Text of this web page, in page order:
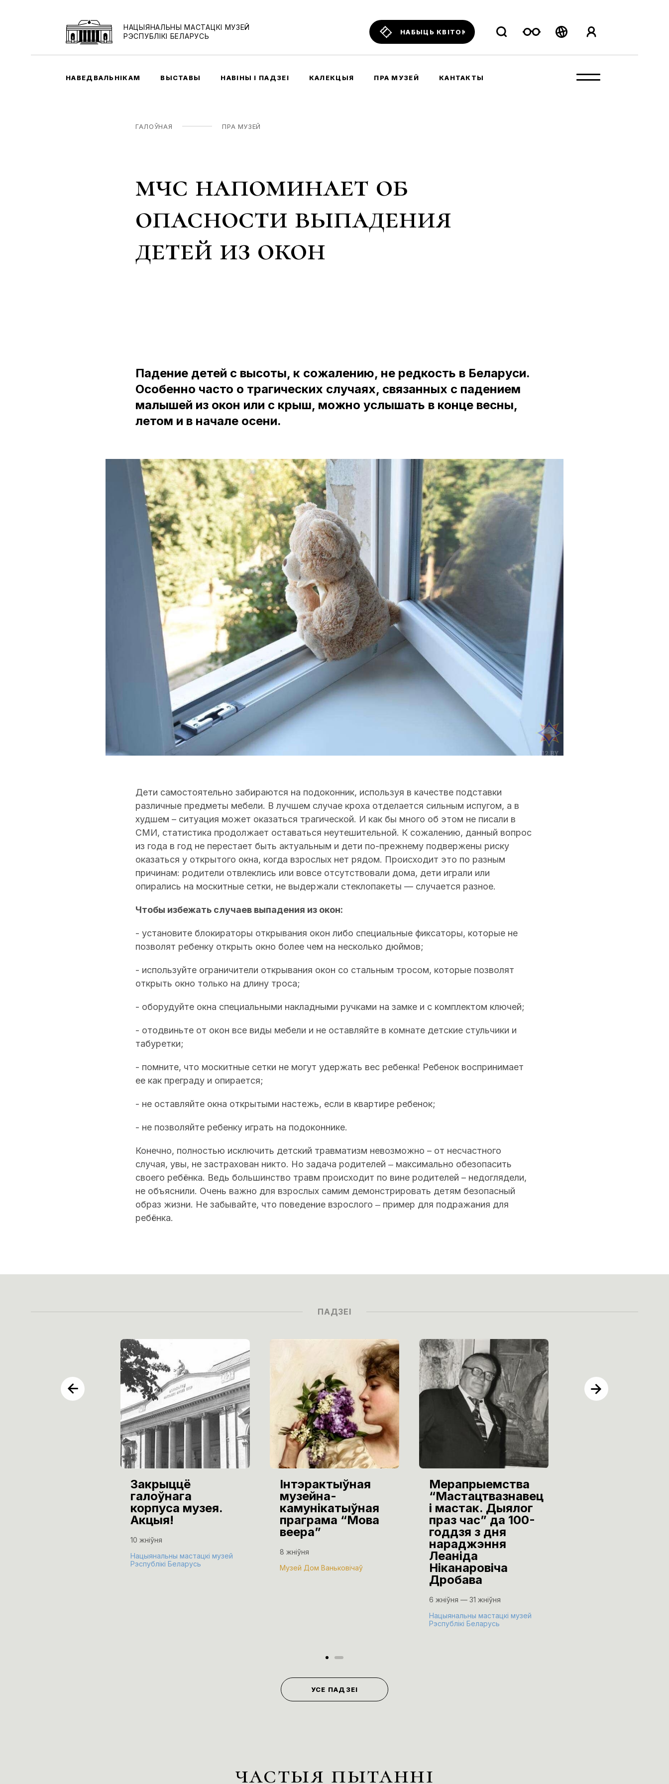
НАЦЫЯНАЛЬНЫ МАСТАЦКІ МУЗЕЙ
РЭСПУБЛІКІ БЕЛАРУСЬ
НАБЫЦЬ КВІТОК
Беларуская
НАВЕДВАЛЬНІКАМ ВЫСТАВЫ НАВІНЫ І ПАДЗЕІ КАЛЕКЦЫЯ ПРА МУЗЕЙ КАНТАКТЫ
ГАЛОЎНАЯ ПРА МУЗЕЙ
мчс напоминает об
опасности выпадения
детей из окон
Падение детей с высоты, к сожалению, не редкость в Беларуси.
Особенно часто о трагических случаях, связанных с падением
малышей из окон или с крыш, можно услышать в конце весны,
летом и в начале осени.
Дети самостоятельно забираются на подоконник, используя в качестве подставки
различные предметы мебели. В лучшем случае кроха отделается сильным испугом, а в
худшем – ситуация может оказаться трагической. И как бы много об этом не писали в
СМИ, статистика продолжает оставаться неутешительной. К сожалению, данный вопрос
из года в год не перестает быть актуальным и дети по-прежнему подвержены риску
оказаться у открытого окна, когда взрослых нет рядом. Происходит это по разным
причинам: родители отвлеклись или вовсе отсутствовали дома, дети играли или
опирались на москитные сетки, не выдержали стеклопакеты — случается разное.
Чтобы избежать случаев выпадения из окон:
- установите блокираторы открывания окон либо специальные фиксаторы, которые не
позволят ребенку открыть окно более чем на несколько дюймов;
- используйте ограничители открывания окон со стальным тросом, которые позволят
открыть окно только на длину троса;
- оборудуйте окна специальными накладными ручками на замке и с комплектом ключей;
- отодвиньте от окон все виды мебели и не оставляйте в комнате детские стульчики и
табуретки;
- помните, что москитные сетки не могут удержать вес ребенка! Ребенок воспринимает
ее как преграду и опирается;
- не оставляйте окна открытыми настежь, если в квартире ребенок;
- не позволяйте ребенку играть на подоконнике.
Конечно, полностью исключить детский травматизм невозможно – от несчастного
случая, увы, не застрахован никто. Но задача родителей ‒ максимально обезопасить
своего ребёнка. Ведь большинство травм происходит по вине родителей – недоглядели,
не объяснили. Очень важно для взрослых самим демонстрировать детям безопасный
образ жизни. Не забывайте, что поведение взрослого ‒ пример для подражания для
ребёнка.
ПАДЗЕІ
Закрыццё
галоўнага
корпуса музея.
Акцыя!
10 жніўня
Нацыянальны мастацкі музей
Рэспублікі Беларусь
Інтэрактыўная
музейна-
камунікатыўная
праграма “Мова
веера”
8 жніўня
Музей Дом Ваньковічаў
Мерапрыемства
“Мастацтвазнавец
і мастак. Дыялог
праз час” да 100-
годдзя з дня
нараджэння
Леаніда
Ніканаровіча
Дробава
6 жніўня — 31 жніўня
Нацыянальны мастацкі музей
Рэспублікі Беларусь
УСЕ ПАДЗЕІ
частыя пытанні